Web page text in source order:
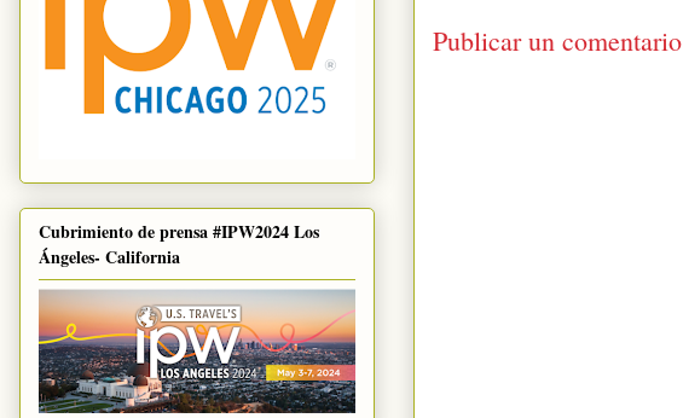
Publicar un comentario
Cubrimiento de prensa #IPW2024 Los
Ángeles- California